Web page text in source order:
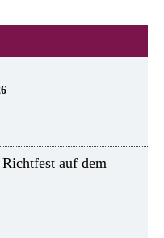
auf dem